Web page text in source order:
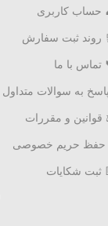
حساب کاربری
روند ثبت سفارش
تماس با ما
به سوالات متداول
و مقررات
حفظ حریم خصوصی
ثبت شکایات